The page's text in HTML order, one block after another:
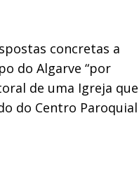
concretas a
do Algarve “por
de uma Igreja que
do Centro Paroquial